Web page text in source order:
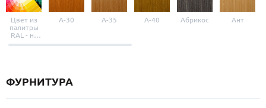
Цвет из
палитры
RAL - на
выбор
A-30 A-35 A-40 Абрикос Ант
ФУРНИТУРА